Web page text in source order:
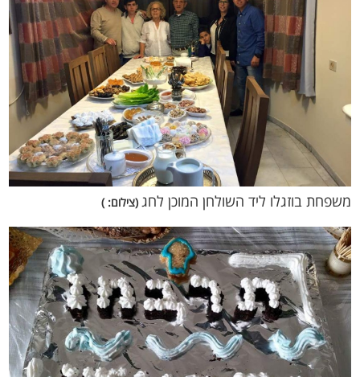
משפחת בוזגלו ליד השולחן המוכן לחג (צילום: )